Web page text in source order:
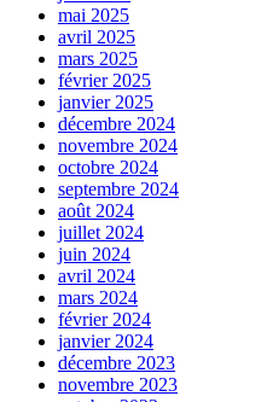
mai 2025
avril 2025
mars 2025
février 2025
janvier 2025
décembre 2024
novembre 2024
octobre 2024
septembre 2024
août 2024
juillet 2024
juin 2024
avril 2024
mars 2024
février 2024
janvier 2024
décembre 2023
novembre 2023